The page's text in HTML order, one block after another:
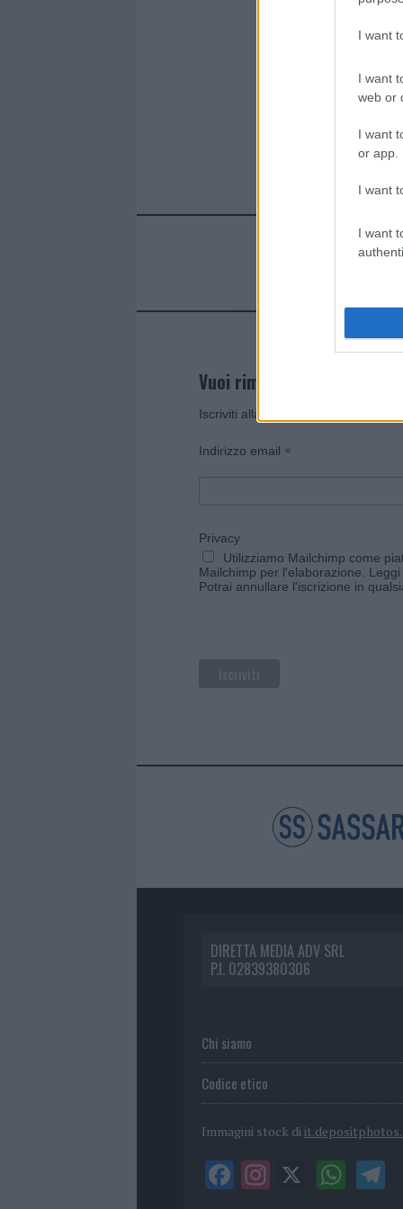
I want
I want
web or
I want
or app.
I want
I want
Vuoi rimanere sempre
Iscriviti alla newsletter di Gallura
Indirizzo email *
Privacy
Utilizziamo Mailchimp come
Mailchimp per l'elaborazione.
Potrai annullare l'iscrizione in
DIRETTA MEDIA ADV SRL
P.I. 02839380306
Chi siamo
Codice etico
Immagini stock di